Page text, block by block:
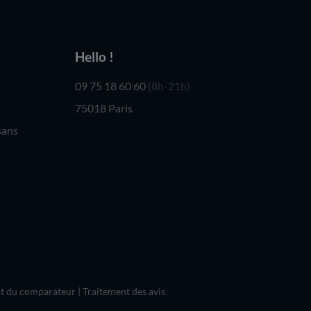
Hello !
09 75 18 60 60 (8h-21h)
75018 Paris
du comparateur | Traitement des avis